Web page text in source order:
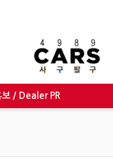
보 / Dealer PR